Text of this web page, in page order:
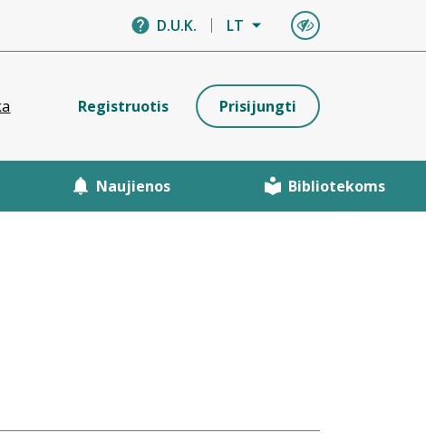
D.U.K. LT
Registruotis Prisijungti
Naujienos Bibliotekoms